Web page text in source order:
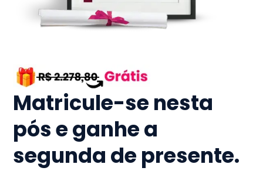
Matricule-se nesta
pós e ganhe a
segunda de presente.